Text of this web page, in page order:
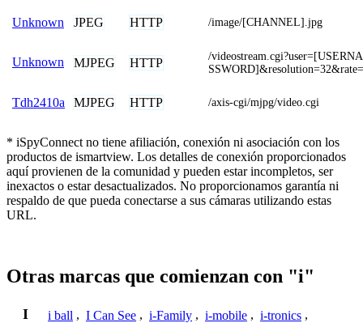
Unknown JPEG HTTP /image/[CHANNEL].jpg
Unknown MJPEG HTTP
/
Tdh2410a MJPEG HTTP /axis-cgi/mjpg/video.cgi
* iSpyConnect no tiene afiliación, conexión ni asociación con los
productos de ismartview. Los detalles de conexión proporcionados
aquí provienen de la comunidad y pueden estar incompletos, ser
inexactos o estar desactualizados. No proporcionamos garantía ni
respaldo de que pueda conectarse a sus cámaras utilizando estas
URL.
Otras marcas que comienzan con "i"
I i ball , I Can See , i-Family , i-mobile , i-tronics ,